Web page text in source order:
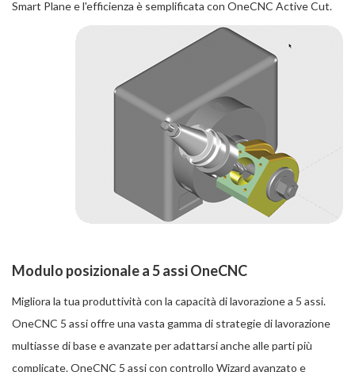
Smart Plane e l'efficienza è semplificata con OneCNC Active Cut.
Modulo posizionale a 5 assi OneCNC
Migliora la tua produttività con la capacità di lavorazione a 5 assi.
OneCNC 5 assi offre una vasta gamma di strategie di lavorazione
multiasse di base e avanzate per adattarsi anche alle parti più
complicate. OneCNC 5 assi con controllo Wizard avanzato e